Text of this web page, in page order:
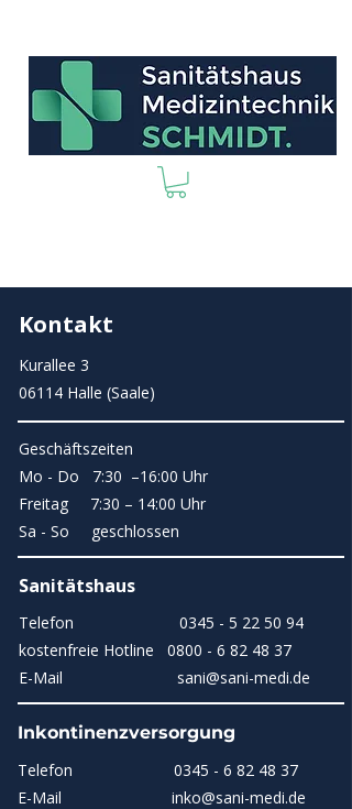
Kontakt
Kurallee 3
06114 Halle (Saale)
Geschäftszeiten
Mo - Do 7:30 –16:00 Uhr
Freitag 7:30 – 14:00 Uhr
Sa - So geschlossen
Sanitätshaus
Telefon 0345 - 5 22 50 94
kostenfreie Hotline 0800 - 6 82 48 37
E-Mail sani@sani-medi.de
Inkontinenzversorgung
Telefon 0345 - 6 82 48 37
E-Mail inko@sani-medi.de